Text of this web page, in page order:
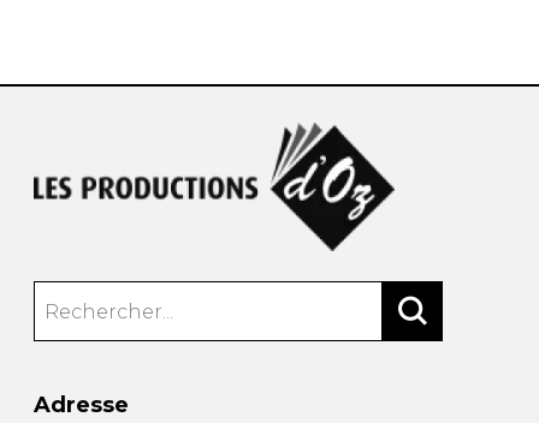
Adresse